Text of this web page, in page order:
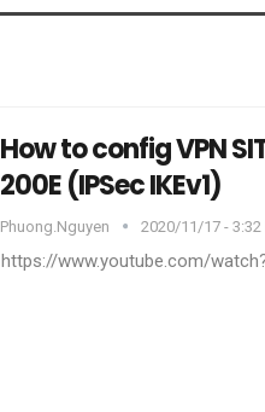
How to config VPN
200E (IPSec IKEv1)
Phuong.nguyen 2020/11/17 - 3:32
https://www.youtube.com/